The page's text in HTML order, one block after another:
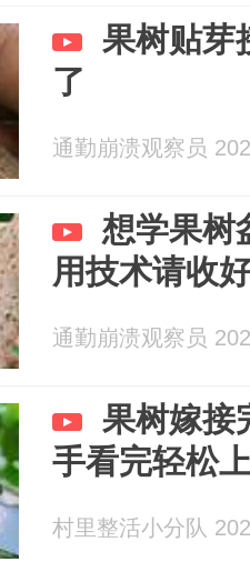
果树贴芽
了
通勤崩溃观察员
想学果树
用技术请收
通勤崩溃观察员
果树嫁接
手看完轻松
村里整活小分队